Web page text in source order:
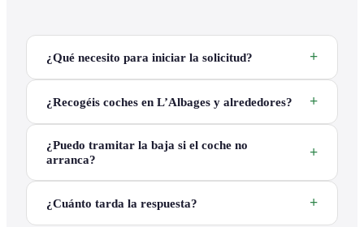
¿Qué necesito para iniciar la solicitud?
¿Recogéis coches en L’Albages y alrededores?
¿Puedo tramitar la baja si el coche no
arranca?
¿Cuánto tarda la respuesta?